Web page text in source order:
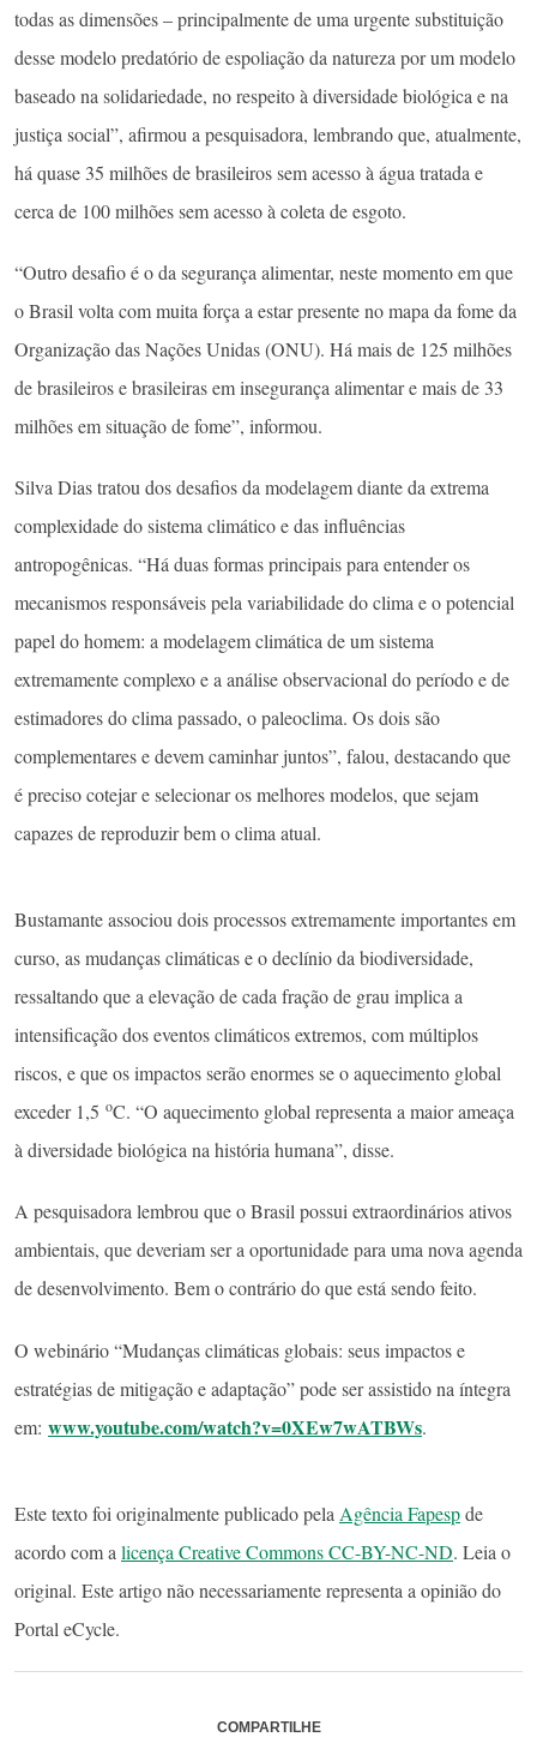
todas as dimensões – principalmente de uma urgente substituição
desse modelo predatório de espoliação da natureza por um modelo
baseado na solidariedade, no respeito à diversidade biológica e na
justiça social”, afirmou a pesquisadora, lembrando que, atualmente,
há quase 35 milhões de brasileiros sem acesso à água tratada e
cerca de 100 milhões sem acesso à coleta de esgoto.
“Outro desafio é o da segurança alimentar, neste momento em que
o Brasil volta com muita força a estar presente no mapa da fome da
Organização das Nações Unidas (ONU). Há mais de 125 milhões
de brasileiros e brasileiras em insegurança alimentar e mais de 33
milhões em situação de fome”, informou.
Silva Dias tratou dos desafios da modelagem diante da extrema
complexidade do sistema climático e das influências
antropogênicas. “Há duas formas principais para entender os
mecanismos responsáveis pela variabilidade do clima e o potencial
papel do homem: a modelagem climática de um sistema
extremamente complexo e a análise observacional do período e de
estimadores do clima passado, o paleoclima. Os dois são
complementares e devem caminhar juntos”, falou, destacando que
é preciso cotejar e selecionar os melhores modelos, que sejam
capazes de reproduzir bem o clima atual.
Bustamante associou dois processos extremamente importantes em
curso, as mudanças climáticas e o declínio da biodiversidade,
ressaltando que a elevação de cada fração de grau implica a
intensificação dos eventos climáticos extremos, com múltiplos
riscos, e que os impactos serão enormes se o aquecimento global
exceder 1,5 oC. “O aquecimento global representa a maior ameaça
à diversidade biológica na história humana”, disse.
A pesquisadora lembrou que o Brasil possui extraordinários ativos
ambientais, que deveriam ser a oportunidade para uma nova agenda
de desenvolvimento. Bem o contrário do que está sendo feito.
O webinário “Mudanças climáticas globais: seus impactos e
estratégias de mitigação e adaptação” pode ser assistido na íntegra
em: www.youtube.com/watch?v=0XEw7wATBWs.
Este texto foi originalmente publicado pela Agência Fapespde
acordo com a licença Creative Commons CC-BY-NC-ND. Leia o
original. Este artigo não necessariamente representa a opinião do
Portal eCycle.
COMPARTILHE